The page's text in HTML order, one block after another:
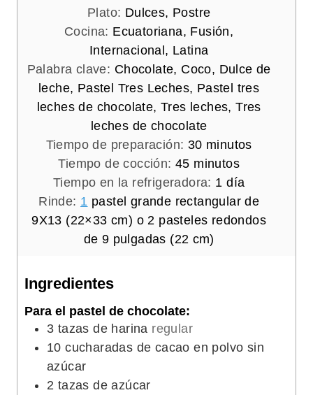
Plato: Dulces, Postre
Cocina: Ecuatoriana, Fusión,
Internacional, Latina
Palabra clave: Chocolate, Coco, Dulce de
leche, Pastel Tres Leches, Pastel tres
leches de chocolate, Tres leches, Tres
leches de chocolate
Tiempo de preparación: 30m
i
n
u
t
o
minutos
Tiempo de cocción: 45m
i
n
u
t
minutos
Tiempo en la refrigeradora: 1 d
í
a
día
Rinde: 1 pastel grande rectangular de
9X13 (22×33 cm) o 2 pasteles redondos
de 9 pulgadas (22 cm)
Ingredientes
Para el pastel de chocolate:
3 tazas de harina regular
10 cucharadas de cacao en polvo sin
azúcar
2 tazas de azúcar